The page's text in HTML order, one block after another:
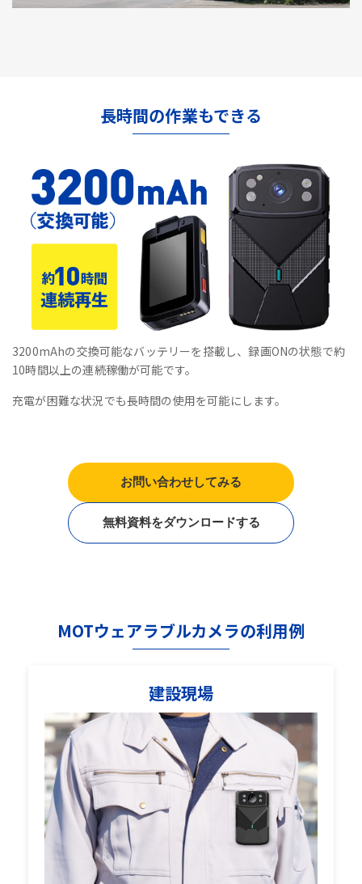
長時間の作業もできる
3200mAhの交換可能なバッテリーを搭載し、録画ONの状態で約
10時間以上の連続稼働が可能です。
充電が困難な状況でも長時間の使用を可能にします。
お問い合わせしてみる
無料資料をダウンロードする
MOTウェアラブルカメラの利用例
建設現場